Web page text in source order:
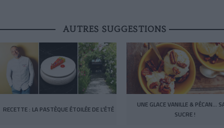
AUTRES SUGGESTIONS
RECETTE : LA PASTÈQUE ÉTOILÉE DE L’ÉTÉ
UNE GLACE VANILLE & PÉCAN…
SUCRE !